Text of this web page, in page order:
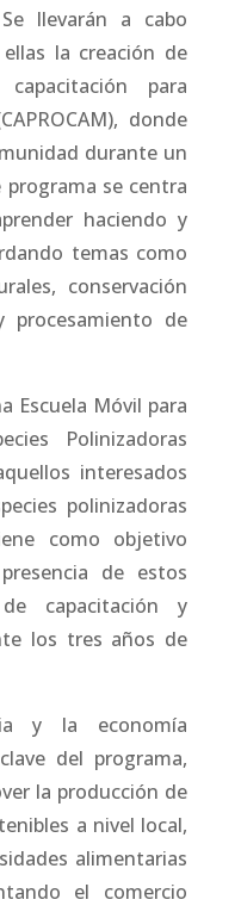
llevarán a cabo
la creación de
para
donde
durante un
se centra
haciendo y
temas como
conservación
procesamiento de
Escuela Móvil para
Polinizadoras
interesados
polinizadoras
como objetivo
de estos
capacitación y
los tres años de
y la economía
del programa,
la producción de
a nivel local,
alimentarias
el comercio